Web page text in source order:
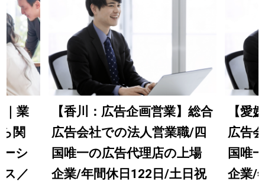
｜業
関
シ
／
【香川：広告企画営業】総合
広告会社での法人営業職/四
国唯一の広告代理店の上場
企業/年間休日122日/土日祝
【愛
広告
国唯
企業/